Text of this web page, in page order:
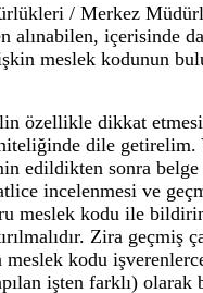
/ Merkez
alınabilen, içerisinde
meslek kodunun
özellikle dikkat
dile getirelim.
edildikten sonra
incelenmesi ve
meslek kodu ile
Zira geçmiş
kodu
işten farklı)